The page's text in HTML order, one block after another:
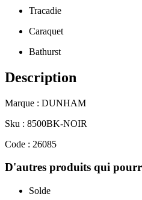
Tracadie
Caraquet
Bathurst
Description
Marque : DUNHAM
Sku : 8500BK-NOIR
Code : 26085
D'autres produits qui
Solde